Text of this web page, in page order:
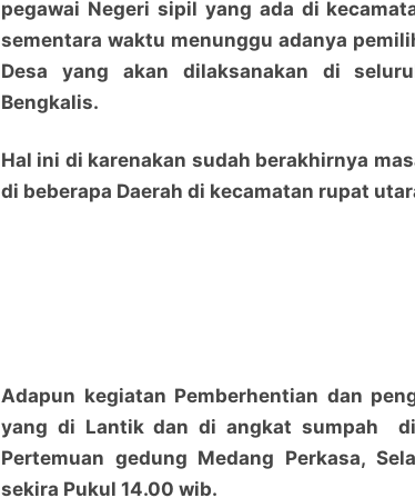
pegawai Negeri sipil yang ada di
sementara waktu menunggu adanya
Desa yang akan dilaksanakan di
Bengkalis.
Hal ini di karenakan sudah berakhirnya
di beberapa Daerah di kecamatan rupat
Adapun kegiatan Pemberhentian dan
yang di Lantik dan di angkat sumpah
Pertemuan gedung Medang Perkasa,
sekira Pukul 14.00 wib.